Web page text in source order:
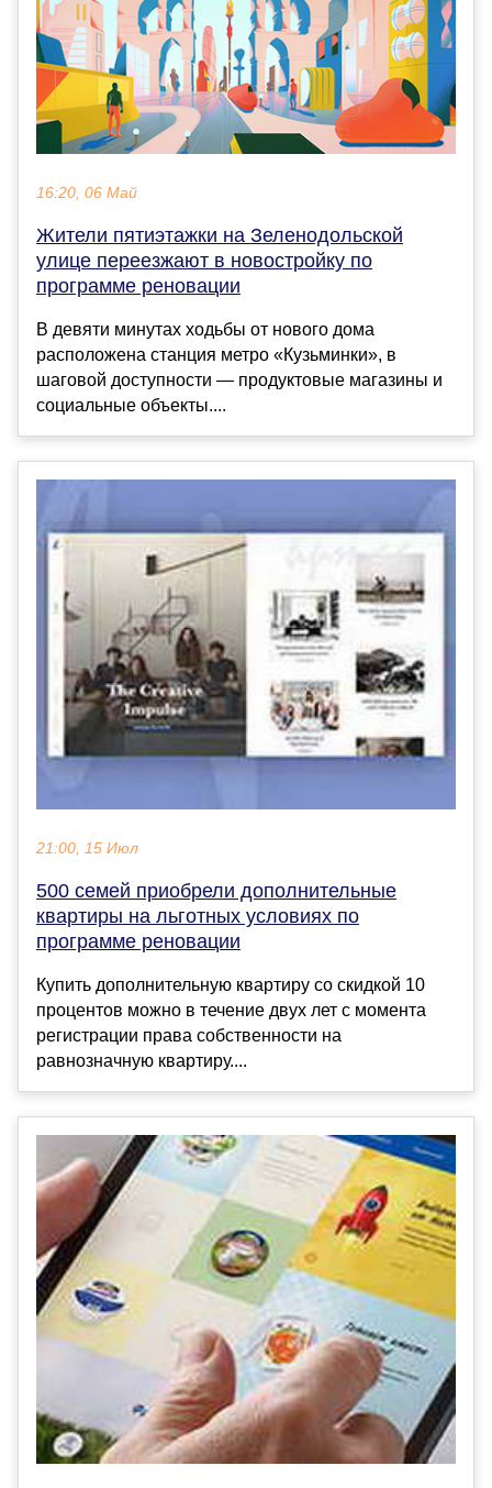
16:20, 06 Май
Жители пятиэтажки на Зеленодольской
улице переезжают в новостройку по
программе реновации
В девяти минутах ходьбы от нового дома
расположена станция метро «Кузьминки», в
шаговой доступности — продуктовые магазины и
социальные объекты....
21:00, 15 Июл
500 семей приобрели дополнительные
квартиры на льготных условиях по
программе реновации
Купить дополнительную квартиру со скидкой 10
процентов можно в течение двух лет с момента
регистрации права собственности на
равнозначную квартиру....